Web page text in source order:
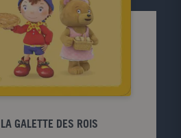
GALETTE DES ROIS